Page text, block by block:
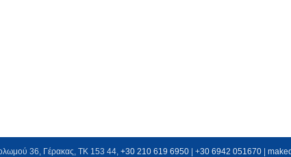
36, Γέρακας, ΤΚ 153 44, +30 210 619 6950 | +30 6942 051670